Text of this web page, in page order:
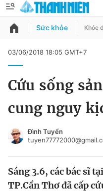
QUẢNG CÁO ĐẶT BÁO
Chào ngày mới
Tin thị trường
Đổi mật khẩu
Tin đã lưu
Tin đã xem
Sức khỏe Khỏe
03/06/2018 18:05 GMT+7
Cứu sống
cung nguy
Đình Tuyển
Sáng 3.6, các bác sĩ
TP.Cần Thơ đã cấp